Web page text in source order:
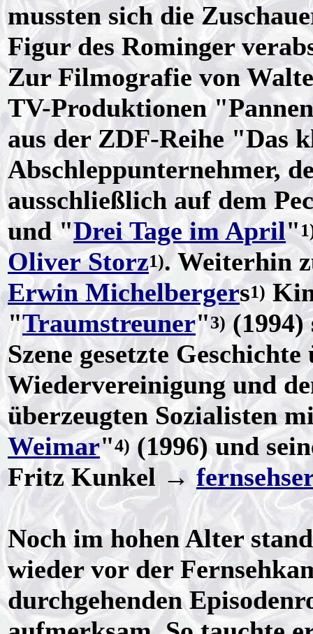
mussten sich die
Figur des Rominger
Zur Filmografie von
TV-Produktionen
aus der ZDF-Reihe "Das
Abschleppunternehmer,
ausschließlich auf dem
und "Drei Tage im April"
Oliver Storz1). Weiterhin
Erwin Michelbergers1)
"Traumstreuner"3)
Szene gesetzte
Wiedervereinigung und
überzeugten Sozialisten
Weimar"4) (1996) und
Fritz Kunkel →
Noch im hohen Alter
wieder vor der
durchgehenden